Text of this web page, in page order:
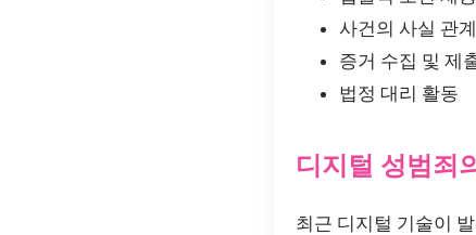
사건의 사실 관
증거 수집 및 제
법정 대리 활동
디지털 성범죄
최근 디지털 기술이